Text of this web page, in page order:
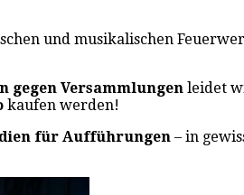
und musikalischen
gegen Versammlungen leidet
kaufen werden!
für Aufführungen – in